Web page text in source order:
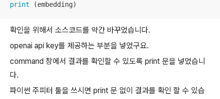
print (embedding)
확인을 위해서 소스코드를 약간 바꾸었습니다.
openai api key를 제공하는 부분을 넣었구요.
command 창에서 결과를 확인할 수 있도록 print 문을 넣었습니
다.
파이썬 주피터 툴을 쓰시면 print 문 없이 결과를 확인 할 수 있습